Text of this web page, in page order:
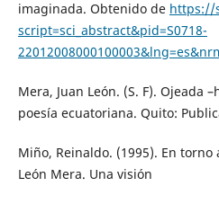
imaginada. Obtenido de https://
script=sci_abstract&pid=S0718-
Mera, Juan León. (S. F). Ojeada
poesía ecuatoriana. Quito:
Miño, Reinaldo. (1995). En torno
León Mera. Una visión